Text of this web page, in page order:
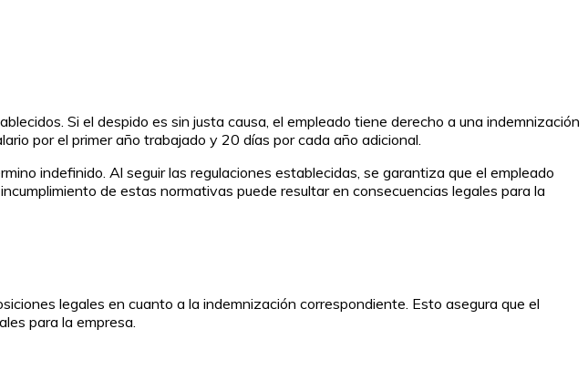
Si el despido es sin justa causa, el empleado tiene derecho a una indemnización
por el primer año trabajado y 20 días por cada año adicional.
indefinido. Al seguir las regulaciones establecidas, se garantiza que el empleado
de estas normativas puede resultar en consecuencias legales para la
legales en cuanto a la indemnización correspondiente. Esto asegura que el
para la empresa.